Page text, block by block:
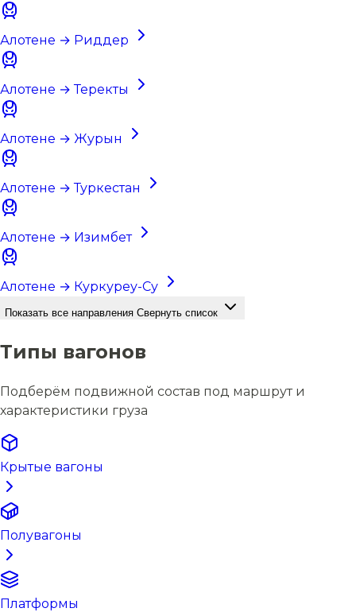
Алотене → Риддер
Алотене → Теректы
Алотене → Журын
Алотене → Туркестан
Алотене → Изимбет
Алотене → Куркуреу-Су
Показать все направления Свернуть список
Типы вагонов
Подберём подвижной состав под маршрут и
характеристики груза
Крытые вагоны
Полувагоны
Платформы